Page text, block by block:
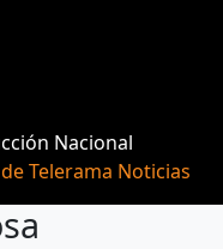
Nacional
Telerama Noticias